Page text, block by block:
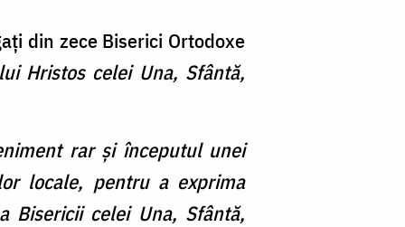
din zece Biserici Ortodoxe
Hristos celei Una, Sfântă,
rar şi începutul unei
locale, pentru a exprima
Bisericii celei Una, Sfântă,